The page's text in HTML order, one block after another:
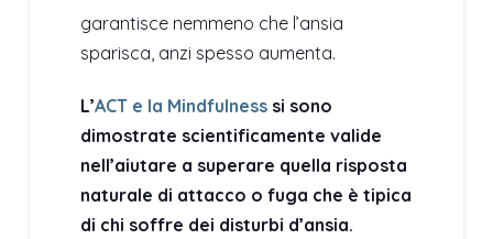
garantisce nemmeno che l’ansia
sparisca, anzi spesso aumenta.
L’ACT e la Mindfulnesssi sono
dimostrate scientificamente valide
nell’aiutare a superare quella risposta
naturale di attacco o fuga che è tipica
di chi soffre dei disturbi d’ansia.